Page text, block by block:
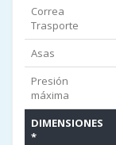
Correa
Trasporte
Asas
Presión
máxima
DIMENSIONES
*